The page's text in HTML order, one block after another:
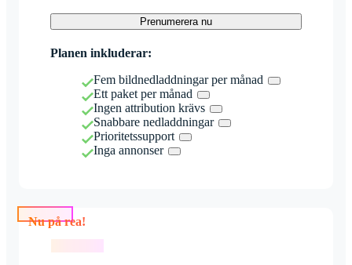
Prenumerera nu
Planen inkluderar:
Fem bildnedladdningar per månad
Ett paket per månad
Ingen attribution krävs
Snabbare nedladdningar
Prioritetssupport
Inga annonser
Nu på rea!